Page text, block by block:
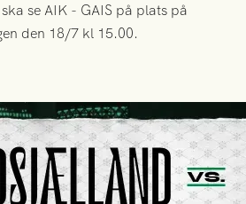
se AIK - GAIS på plats på
den 18/7 kl 15.00.